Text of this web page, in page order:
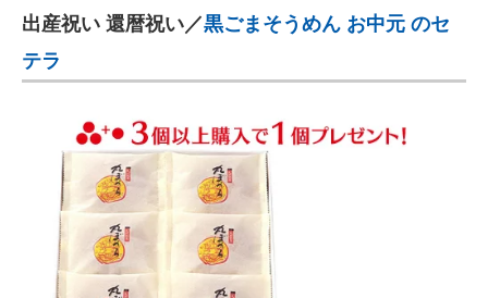
出産祝い 還暦祝い／黒ごまそうめん お中元 のセ
テラ